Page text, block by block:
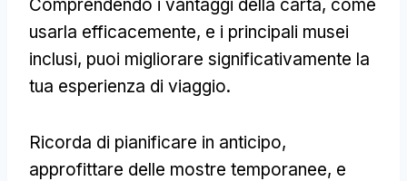
Comprendendo i vantaggi della carta, come
usarla efficacemente, e i principali musei
inclusi, puoi migliorare significativamente la
tua esperienza di viaggio.
Ricorda di pianificare in anticipo,
approfittare delle mostre temporanee, e